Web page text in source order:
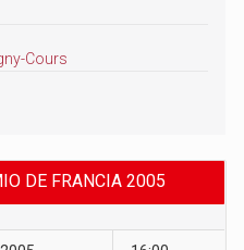
Cours
DE FRANCIA 2005